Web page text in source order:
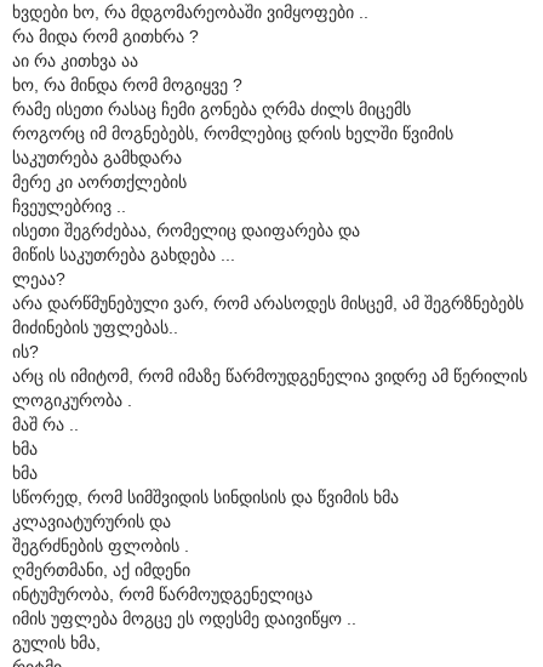
ხვდები ხო, რა მდგომარეობაში ვიმყოფები ..
რა მიდა რომ გითხრა ?
აი რა კითხვა აა
ხო, რა მინდა რომ მოგიყვე ?
რამე ისეთი რასაც ჩემი გონება ღრმა ძილს მიცემს
როგორც იმ მოგნებებს, რომლებიც დრის ხელში წვიმის
საკუთრება გამხდარა
მერე კი აორთქლების
ჩვეულებრივ ..
ისეთი შეგრძებაა, რომელიც დაიფარება და
მიწის საკუთრება გახდება ...
ლეაა?
არა დარწმუნებული ვარ, რომ არასოდეს მისცემ, ამ შეგრზნებებს
მიძინების უფლებას..
ის?
არც ის იმიტომ, რომ იმაზე წარმოუდგენელია ვიდრე ამ წერილის
ლოგიკურობა .
მაშ რა ..
ხმა
ხმა
სწორედ, რომ სიმშვიდის სინდისის და წვიმის ხმა
კლავიატურურის და
შეგრძნების ფლობის .
ღმერთმანი, აქ იმდენი
ინტუმურობა, რომ წარმოუდგენელიცა
იმის უფლება მოგცე ეს ოდესმე დაივიწყო ..
გულის ხმა,